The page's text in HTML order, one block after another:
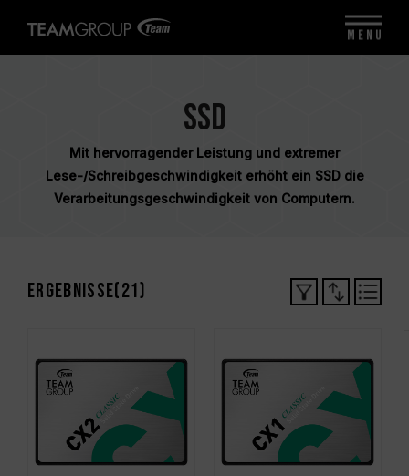
SSD
Mit hervorragender Leistung und extremer
Lese-/Schreibgeschwindigkeit erhöht ein SSD die
Verarbeitungsgeschwindigkeit von Computern.
Ergebnisse(21)
MENU